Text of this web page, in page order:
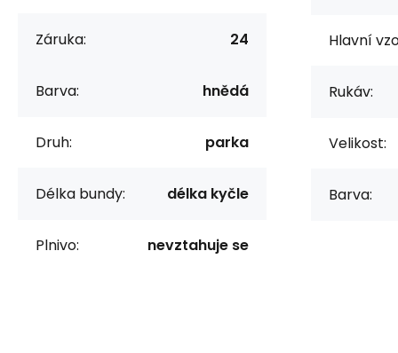
Záruka: 24
Barva: hnědá
Druh: parka
Délka bundy: délka kyčle
Plnivo: nevztahuje se
Hlavní
Rukáv:
Velikost:
Barva: